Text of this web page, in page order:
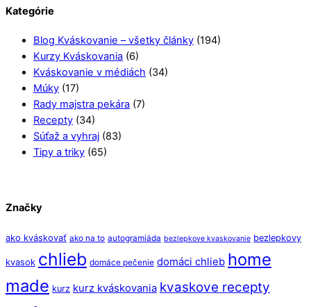
Kategórie
Blog Kváskovanie – všetky články (194)
Kurzy Kváskovania (6)
Kváskovanie v médiách (34)
Múky (17)
Rady majstra pekára (7)
Recepty (34)
Súťaž a vyhraj (83)
Tipy a triky (65)
Značky
ako kváskovať ako na to autogramiáda bezlepkove kvaskovanie bezlepkovy
kvasok chlieb domáce pečenie domáci chlieb home
made kurz kurz kváskovania kvaskove recepty